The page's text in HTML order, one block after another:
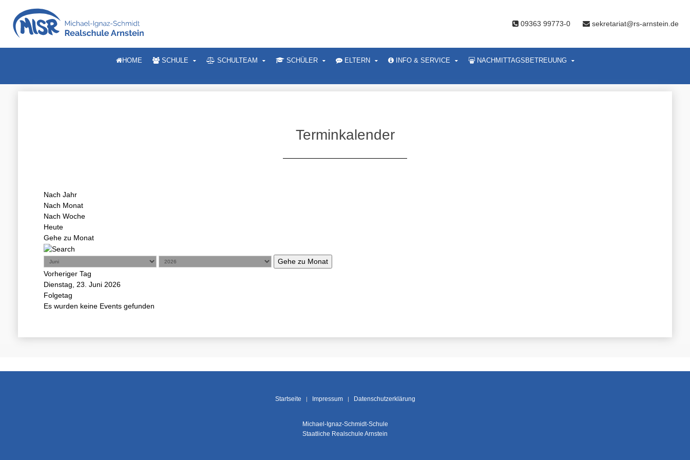
09363 99773-0 sekretariat@rs-arnstein.de
HOME SCHULE SCHULTEAM SCHÜLER ELTERN INFO & SERVICE NACHMITTAGSBETREUUNG
Terminkalender
Nach Jahr
Nach Monat
Nach Woche
Heute
Gehe zu Monat
Gehe zu Monat
Vorheriger Tag
Dienstag, 23. Juni 2026
Folgetag
Es wurden keine Events gefunden
Startseite Impressum Datenschutzerklärung
Michael-Ignaz-Schmidt-Schule
Staatliche Realschule Arnstein